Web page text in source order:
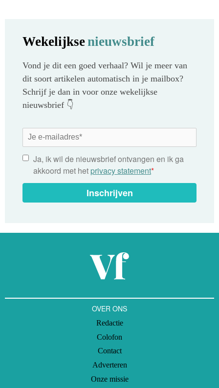
Wekelijksenieuwsbrief
Vond je dit een goed verhaal? Wil je meer van
dit soort artikelen automatisch in je mailbox?
Schrijf je dan in voor onze wekelijkse
nieuwsbrief 👇
Ja, ik wil de nieuwsbrief ontvangen en ik ga
akkoord met het privacy statement*
Inschrijven
OVER ONS
Redactie
Colofon
Contact
Adverteren
Onze missie